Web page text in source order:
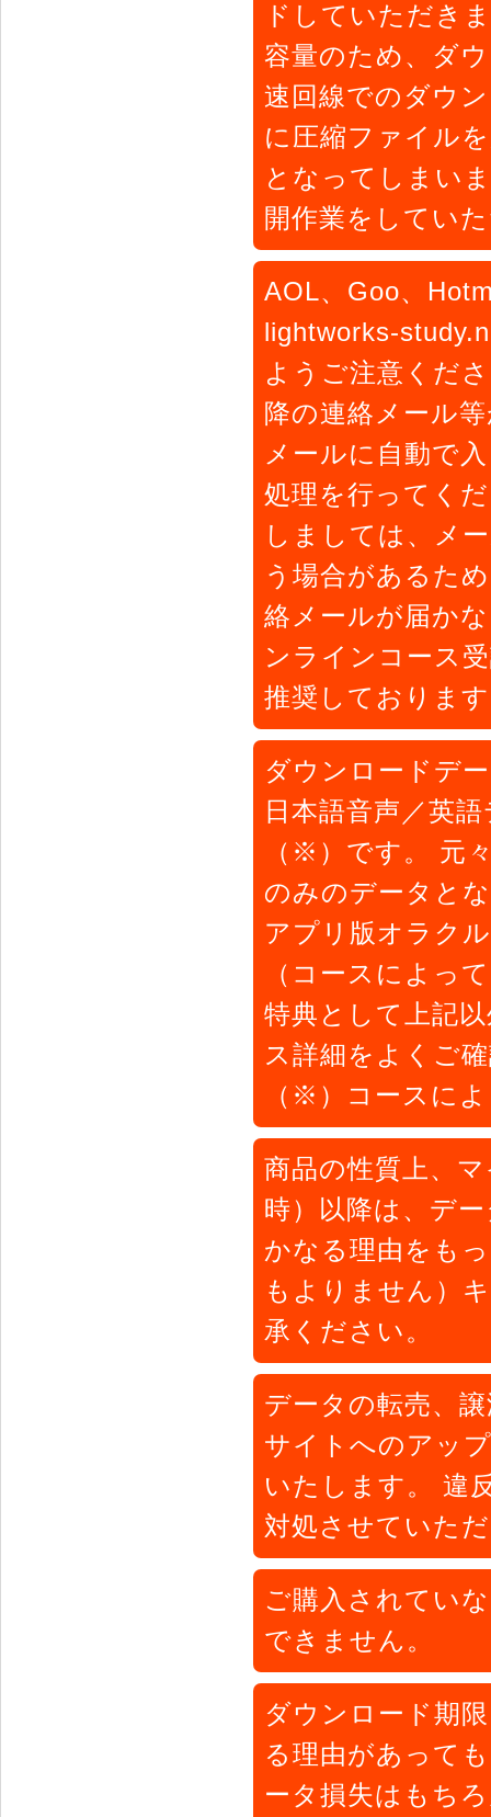
ドしていただき
容量のため、ダ
速回線でのダウ
に圧縮ファイル
となってしまい
開作業をしてい
AOL、Goo、
lightworks-
ようご注意くだ
降の連絡メール
メールに自動で
処理を行ってく
しましては、メ
う場合があるた
絡メールが届か
ンラインコース
推奨しておりま
ダウンロードデ
日本語音声／英
（※）です。 元
のみのデータと
アプリ版オラク
（コースによっ
特典として上記
ス詳細をよくご
（※）コースに
商品の性質上、
時）以降は、デ
かなる理由をも
もよりません）
承ください。
データの転売、
サイトへのアッ
いたします。 違
対処させていた
ご購入されてい
できません。
ダウンロード期
る理由があって
ータ損失はもち